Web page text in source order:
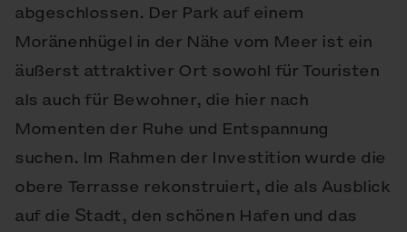
abgeschlossen. Der Park auf einem
Moränenhügel in der Nähe vom Meer ist ein
äußerst attraktiver Ort sowohl für Touristen
als auch für Bewohner, die hier nach
Momenten der Ruhe und Entspannung
suchen. Im Rahmen der Investition wurde die
obere Terrasse rekonstruiert, die als Ausblick
auf die Stadt, den schönen Hafen und das